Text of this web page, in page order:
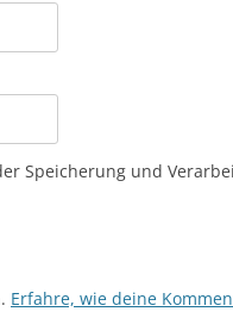
Speicherung und
Erfahre, wie deine